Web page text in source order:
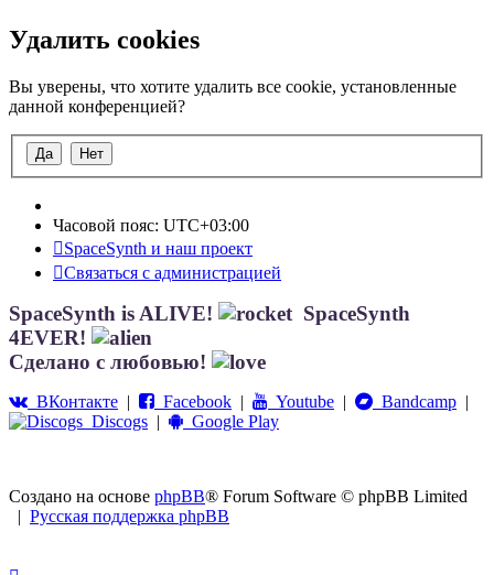
Удалить cookies
Вы уверены, что хотите удалить все cookie, установленные
данной конференцией?
Часовой пояс: UTC+03:00
SpaceSynth и наш проект
Связаться с администрацией
SpaceSynth is ALIVE!
SpaceSynth
4EVER!
Сделано с любовью!
ВКонтакте | Facebook | Youtube | Bandcamp |
Discogs | Google Play
Создано на основе phpBB® Forum Software © phpBB Limited
| Русская поддержка phpBB